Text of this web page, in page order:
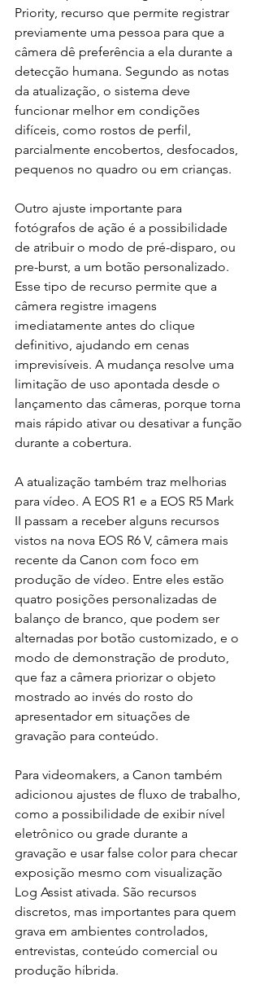
Priority, recurso que permite registrar
previamente uma pessoa para que a
câmera dê preferência a ela durante a
detecção humana. Segundo as notas
da atualização, o sistema deve
funcionar melhor em condições
difíceis, como rostos de perfil,
parcialmente encobertos, desfocados,
pequenos no quadro ou em crianças.
Outro ajuste importante para
fotógrafos de ação é a possibilidade
de atribuir o modo de pré-disparo, ou
pre-burst, a um botão personalizado.
Esse tipo de recurso permite que a
câmera registre imagens
imediatamente antes do clique
definitivo, ajudando em cenas
imprevisíveis. A mudança resolve uma
limitação de uso apontada desde o
lançamento das câmeras, porque torna
mais rápido ativar ou desativar a função
durante a cobertura.
A atualização também traz melhorias
para vídeo. A EOS R1 e a EOS R5 Mark
II passam a receber alguns recursos
vistos na nova EOS R6 V, câmera mais
recente da Canon com foco em
produção de vídeo. Entre eles estão
quatro posições personalizadas de
balanço de branco, que podem ser
alternadas por botão customizado, e o
modo de demonstração de produto,
que faz a câmera priorizar o objeto
mostrado ao invés do rosto do
apresentador em situações de
gravação para conteúdo.
Para videomakers, a Canon também
adicionou ajustes de fluxo de trabalho,
como a possibilidade de exibir nível
eletrônico ou grade durante a
gravação e usar false color para checar
exposição mesmo com visualização
Log Assist ativada. São recursos
discretos, mas importantes para quem
grava em ambientes controlados,
entrevistas, conteúdo comercial ou
produção híbrida.